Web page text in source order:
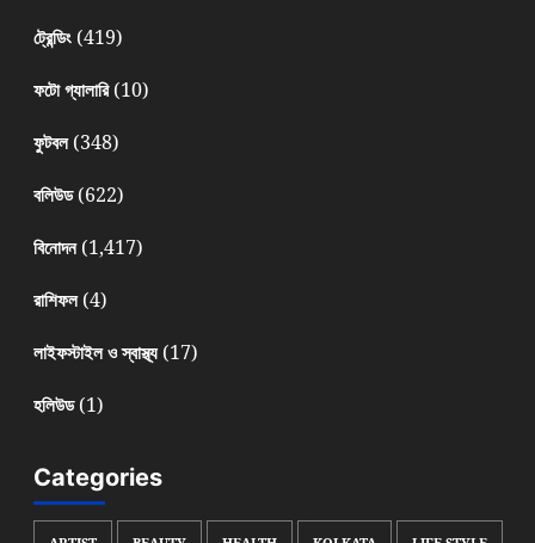
ট্রেন্ডিং(419)
ফটো গ্যালারি(10)
ফুটবল(348)
বলিউড(622)
বিনোদন(1,417)
রাশিফল(4)
লাইফস্টাইল ও স্বাস্থ্য(17)
হলিউড(1)
Categories